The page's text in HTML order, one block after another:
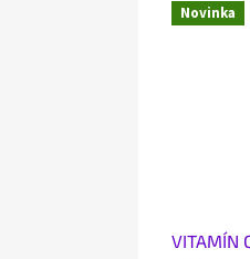
Novinka
VITAMÍN